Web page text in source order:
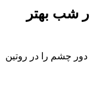
شب بهتر
چشم را در روتین